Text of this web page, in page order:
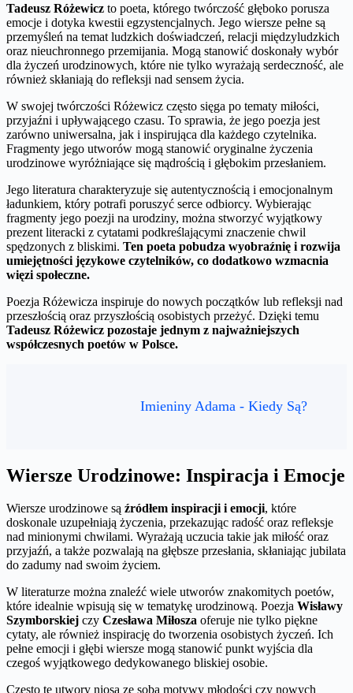
Tadeusz Różewicz to poeta, którego twórczość głęboko porusza
emocje i dotyka kwestii egzystencjalnych. Jego wiersze pełne są
przemyśleń na temat ludzkich doświadczeń, relacji międzyludzkich
oraz nieuchronnego przemijania. Mogą stanowić doskonały wybór
dla życzeń urodzinowych, które nie tylko wyrażają serdeczność, ale
również skłaniają do refleksji nad sensem życia.
W swojej twórczości Różewicz często sięga po tematy miłości,
przyjaźni i upływającego czasu. To sprawia, że jego poezja jest
zarówno uniwersalna, jak i inspirująca dla każdego czytelnika.
Fragmenty jego utworów mogą stanowić oryginalne życzenia
urodzinowe wyróżniające się mądrością i głębokim przesłaniem.
Jego literatura charakteryzuje się autentycznością i emocjonalnym
ładunkiem, który potrafi poruszyć serce odbiorcy. Wybierając
fragmenty jego poezji na urodziny, można stworzyć wyjątkowy
prezent literacki z cytatami podkreślającymi znaczenie chwil
spędzonych z bliskimi. Ten poeta pobudza wyobraźnię i rozwija
umiejętności językowe czytelników, co dodatkowo wzmacnia
więzi społeczne.
Poezja Różewicza inspiruje do nowych początków lub refleksji nad
przeszłością oraz przyszłością osobistych przeżyć. Dzięki temu
Tadeusz Różewicz pozostaje jednym z najważniejszych
współczesnych poetów w Polsce.
Imieniny Adama - Kiedy Są?
Wiersze Urodzinowe: Inspiracja i Emocje
Wiersze urodzinowe są źródłem inspiracji i emocji, które
doskonale uzupełniają życzenia, przekazując radość oraz refleksje
nad minionymi chwilami. Wyrażają uczucia takie jak miłość oraz
przyjaźń, a także pozwalają na głębsze przesłania, skłaniając jubilata
do zadumy nad swoim życiem.
W literaturze można znaleźć wiele utworów znakomitych poetów,
które idealnie wpisują się w tematykę urodzinową. Poezja Wisławy
Szymborskiej czy Czesława Miłosza oferuje nie tylko piękne
cytaty, ale również inspirację do tworzenia osobistych życzeń. Ich
pełne emocji i głębi wiersze mogą stanowić punkt wyjścia dla
czegoś wyjątkowego dedykowanego bliskiej osobie.
Często te utwory niosą ze sobą motywy młodości czy nowych